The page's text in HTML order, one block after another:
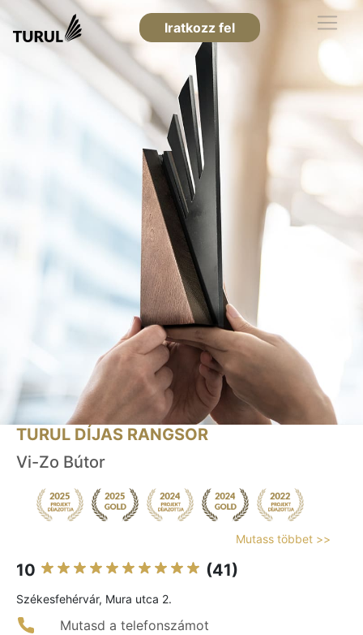
Iratkozz fel
TURUL DÍJAS RANGSOR
Vi-Zo Bútor
Mutass többet >>
10 (41)
Székesfehérvár, Mura utca 2.
Mutasd a telefonszámot